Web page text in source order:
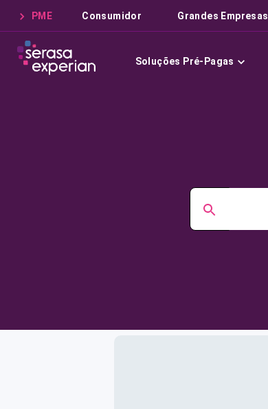
PME Consumidor Grandes Empresas
Soluções Pré-Pagas